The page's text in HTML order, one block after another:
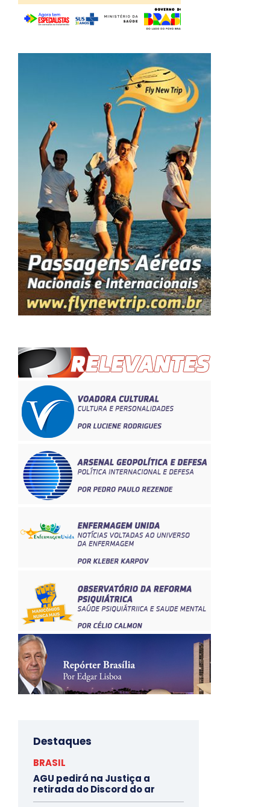
Destaques
BRASIL
AGU pedirá na Justiça a
retirada do Discord do ar